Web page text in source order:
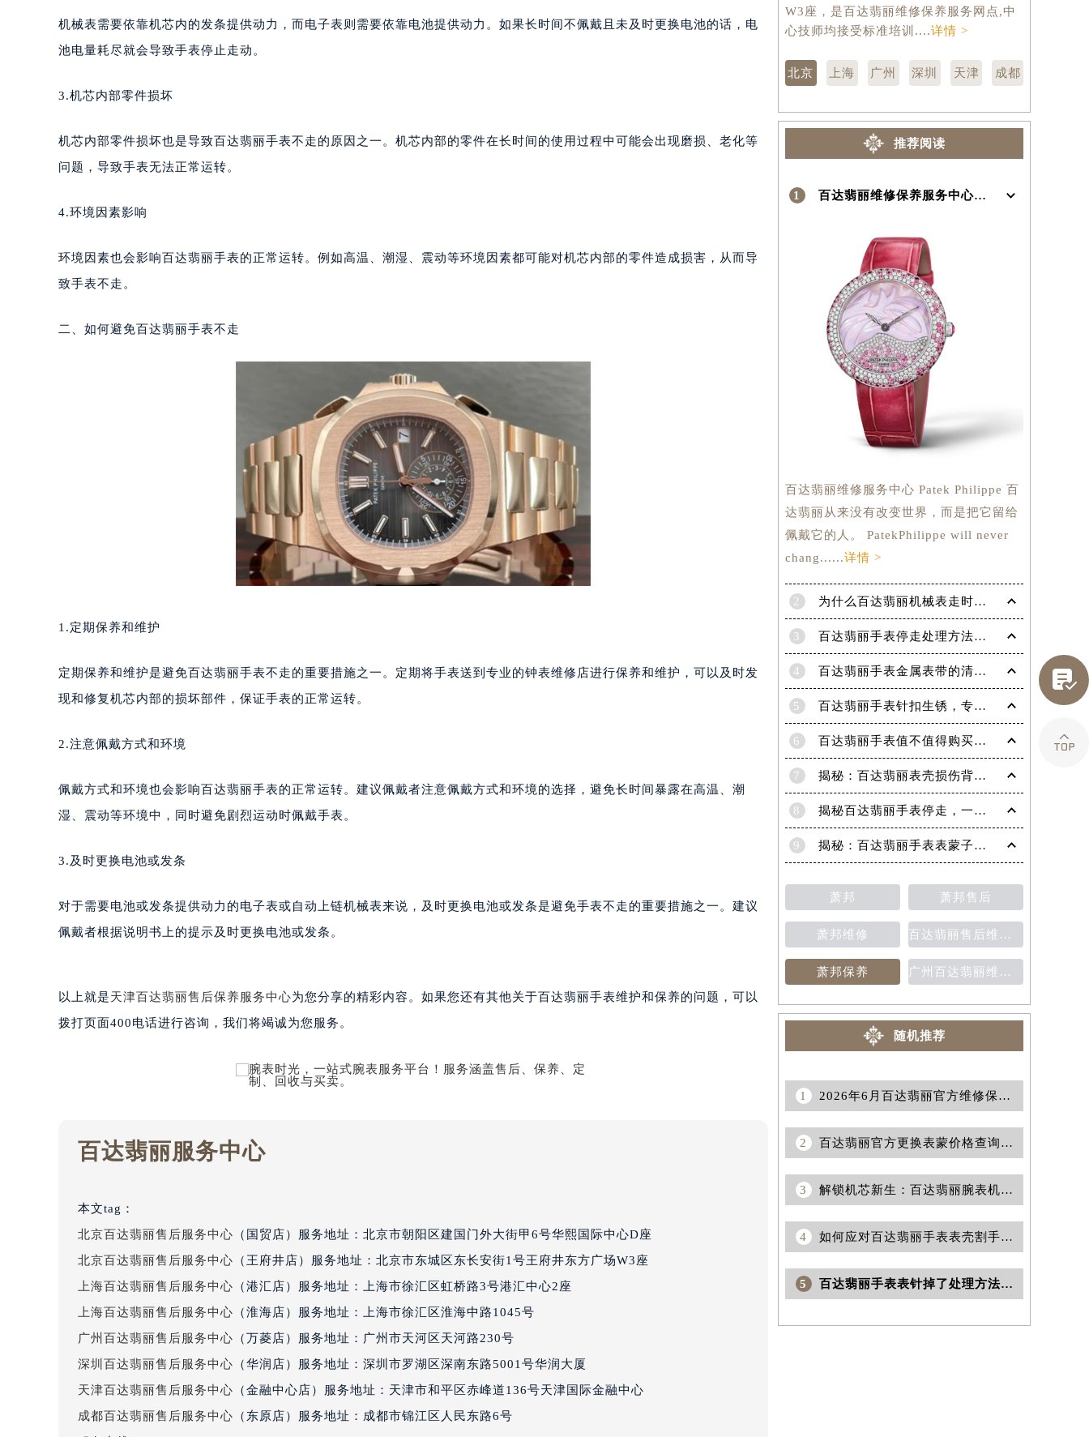
长沙市芙蓉区定王台街道建湘路393号世茂环球金融中心写字楼（芙蓉广场）10层13室（需提前预约）
郑州市二七区铭功路10号华润大厦写字楼29层2905室（需提前预约）
乌鲁木齐市天山区红山路26号时代广场（CCMALL）C座17层17-B（需提前预约）
武汉市江汉区解放大道686号世界贸易大厦38层09室（需提前预约）
南宁市青秀区金湖路59号地王大厦12楼1224室（需提前预约）
合肥市蜀山区潜山路111号万象城华润大厦B座12楼03室（需提前预约）
泉州市丰泽区宝洲路729号浦西万达中心写字楼A座7楼709室（需提前预约）
青岛市南区山东路6号华润大厦B座22层04室（需提前预约）
烟台市芝罘区胜利路139号万达金融中心A座907室（需提前预约）
长春市朝阳区西安大路727号中银大厦A座(旺进大厦)18层09室（需提前预约）
贵阳市南明区都司高架桥路33号亨特国际金融中心14楼14D（需提前预约）
昆明市盘龙区北京路928号同德昆明广场写字楼10层06室（需提前预约）
石家庄市长安区中山东路39号勒泰中心写字楼B座13层07室（需提前预约）
西安市碑林区南关正街88号华侨城长安国际中心E座6楼10室（需提前预约）
海口市龙华区金贸东路5号海口华润大厦B座17层1707室（需提前预约）
台州市椒江区东海大道1800号腾达中心东1幢20楼2002室（需提前预约）
甘肃省兰州市七里河区西津西路16号兰州中心写字楼21层2102室（需提前预约）
重庆市解放碑渝中区民权路28号英利国际金融中心写字楼20层01室（需提前预约）
黑龙江省鹤岗市向阳区红军路百达翡丽售后服务中心（需提前预约）
黑龙江省鸡西市鸡冠区红军路百达翡丽售后服务中心（需提前预约）
黑龙江省佳木斯市向阳区长安路百达翡丽售后服务中心（需提前预约）
黑龙江省七台河市桃山区大同街百达翡丽售后服务中心（需提前预约）
黑龙江省双鸭山市尖山区新兴大街百达翡丽售后服务中心（需提前预约）
黑龙江省绥化市北林区新华街与康庄路交叉口百达翡丽售后服务中心（需提前预约）
吉林省白山市浑江区浑江大街百达翡丽售后服务中心（需提前预约）
吉林省吉林市船营区河南街百达翡丽售后服务中心（需提前预约）
吉林省梅河口市新华街道梅河大街百达翡丽售后服务中心（需提前预约）
吉林省四平市铁东区紫气大路与南九经街交汇处百达翡丽售后服务中心（需提前预约）
吉林省延边市延吉市解放路百达翡丽售后服务中心（需提前预约）
辽宁省丹东市振兴区七经街百达翡丽售后服务中心（需提前预约）
辽宁省抚顺市新抚区东一路百达翡丽售后服务中心（需提前预约）
辽宁省阜新市海州区解放大街百达翡丽售后服务中心（需提前预约）
辽宁省葫芦岛市连山区中央路百达翡丽售后服务中心（需提前预约）
辽宁省锦州市古塔区中央大街百达翡丽售后服务中心（需提前预约）
辽宁省辽阳市白塔区新运大街百达翡丽售后服务中心（需提前预约）
辽宁省营口市站前区市府路与渤海大街交叉口百达翡丽售后服务中心（需提前预约）
机械表需要依靠机芯内的发条提供动力，而电子表则需要依靠电池提供动力。如果长时间不佩戴且未及时更换电池的话，电
池电量耗尽就会导致手表停止走动。
3.机芯内部零件损坏
机芯内部零件损坏也是导致百达翡丽手表不走的原因之一。机芯内部的零件在长时间的使用过程中可能会出现磨损、老化等
问题，导致手表无法正常运转。
4.环境因素影响
环境因素也会影响百达翡丽手表的正常运转。例如高温、潮湿、震动等环境因素都可能对机芯内部的零件造成损害，从而导
致手表不走。
二、如何避免百达翡丽手表不走
1.定期保养和维护
定期保养和维护是避免百达翡丽手表不走的重要措施之一。定期将手表送到专业的钟表维修店进行保养和维护，可以及时发
现和修复机芯内部的损坏部件，保证手表的正常运转。
2.注意佩戴方式和环境
佩戴方式和环境也会影响百达翡丽手表的正常运转。建议佩戴者注意佩戴方式和环境的选择，避免长时间暴露在高温、潮
湿、震动等环境中，同时避免剧烈运动时佩戴手表。
3.及时更换电池或发条
对于需要电池或发条提供动力的电子表或自动上链机械表来说，及时更换电池或发条是避免手表不走的重要措施之一。建议
佩戴者根据说明书上的提示及时更换电池或发条。
以上就是天津百达翡丽售后保养服务中心为您分享的精彩内容。如果您还有其他关于百达翡丽手表维护和保养的问题，可以
拨打页面400电话进行咨询，我们将竭诚为您服务。
百达翡丽服务中心
本文tag：
北京百达翡丽售后服务中心 （国贸店）服务地址：北京市朝阳区建国门外大街甲6号华熙国际中心D座
北京百达翡丽售后服务中心 （王府井店）服务地址：北京市东城区东长安街1号王府井东方广场W3座
上海百达翡丽售后服务中心 （港汇店）服务地址：上海市徐汇区虹桥路3号港汇中心2座
上海百达翡丽售后服务中心 （淮海店）服务地址：上海市徐汇区淮海中路1045号
广州百达翡丽售后服务中心 （万菱店）服务地址：广州市天河区天河路230号
深圳百达翡丽售后服务中心 （华润店）服务地址：深圳市罗湖区深南东路5001号华润大厦
天津百达翡丽售后服务中心 （金融中心店）服务地址：天津市和平区赤峰道136号天津国际金融中心
成都百达翡丽售后服务中心 （东原店）服务地址：成都市锦江区人民东路6号
W3座，是百达翡丽维修保养服务网点,中
心技师均接受标准培训....详情 >
北京 上海 广州 深圳 天津 成都
推荐阅读
1 百达翡丽维修保养服务中心介绍 | Patek Philippe
百达翡丽维修服务中心 Patek Philippe 百
达翡丽从来没有改变世界，而是把它留给
佩戴它的人。 PatekPhilippe will never
chang......详情 >
2 为什么百达翡丽机械表走时会出现误差呢？
3 百达翡丽手表停走处理方法（手表停走维修）
4 百达翡丽手表金属表带的清洗方法有哪些？（金属表带的清洗）
5 百达翡丽手表针扣生锈，专业处理更安全
6 百达翡丽手表值不值得购买（名表投资与收藏指南）
7 揭秘：百达翡丽表壳损伤背后的故事
8 揭秘百达翡丽手表停走，一文教你轻松恢复活力！
9 揭秘：百达翡丽手表表蒙子破损修复指南，让爱表重焕光彩！
萧邦 萧邦售后
萧邦维修 百达翡丽售后维修保养费用价目表
萧邦保养 广州百达翡丽维修保养售后中心
随机推荐
1 2026年6月百达翡丽官方维修保养服务点迁移与新开信息总览正式对外公开
2 百达翡丽官方更换表蒙价格查询｜完整电话与维修地址权威信息公告（2026年7月最新）
3 解锁机芯新生：百达翡丽腕表机芯防锈秘籍
4 如何应对百达翡丽手表表壳割手困扰：实用解决方案揭秘
5 百达翡丽手表表针掉了处理方法深度解析

